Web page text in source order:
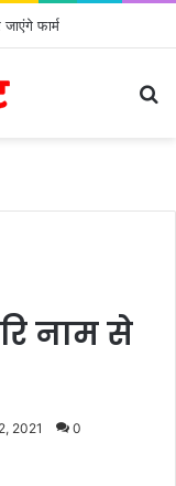
फार्म
नाम से
2021 0